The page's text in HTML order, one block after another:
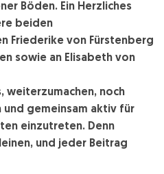
Böden. Ein Herzliches
beiden
Friederike von Fürstenberg
sowie an Elisabeth von
weiterzumachen, noch
und gemeinsam aktiv für
einzutreten. Denn
und jeder Beitrag